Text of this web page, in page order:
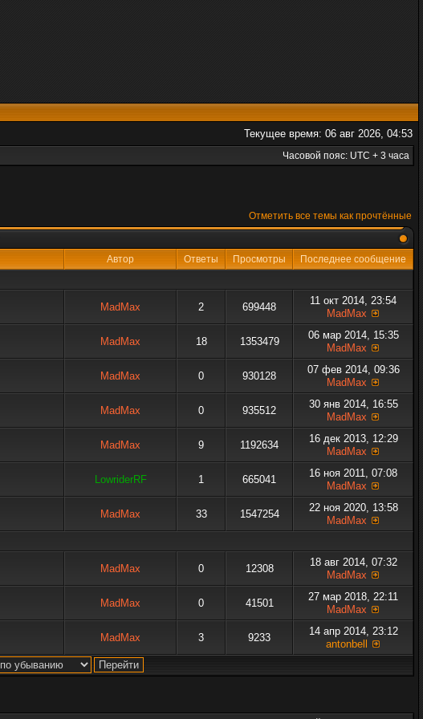
Текущее время: 06 авг 2026, 04:53
Часовой пояс: UTC + 3 часа
Отметить все темы как прочтённые
Автор Ответы Просмотры Последнее сообщение
MadMax 2 699448
11 окт 2014, 23:54
MadMax
MadMax 18 1353479
06 мар 2014, 15:35
MadMax
MadMax 0 930128
07 фев 2014, 09:36
MadMax
MadMax 0 935512
30 янв 2014, 16:55
MadMax
MadMax 9 1192634
16 дек 2013, 12:29
MadMax
LowriderRF 1 665041
16 ноя 2011, 07:08
MadMax
MadMax 33 1547254
22 ноя 2020, 13:58
MadMax
MadMax 0 12308
18 авг 2014, 07:32
MadMax
MadMax 0 41501
27 мар 2018, 22:11
MadMax
MadMax 3 9233
14 апр 2014, 23:12
antonbell